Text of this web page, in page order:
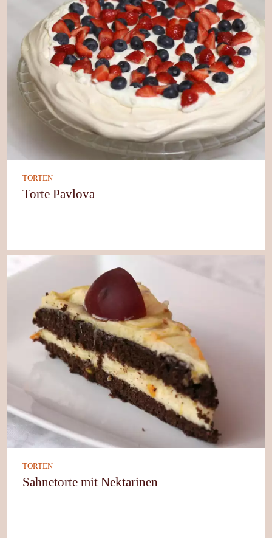
TORTEN
Torte Pavlova
TORTEN
Sahnetorte mit Nektarinen